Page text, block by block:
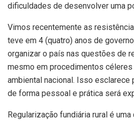
dificuldades de desenvolver uma
Vimos recentemente as
teve em 4 (quatro) anos de
organizar o país nas questões de
mesmo em procedimentos
ambiental nacional. Isso esclarece
de forma pessoal e prática será
Regularização fundiária rural é